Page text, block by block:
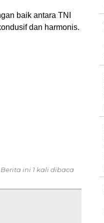
baik antara TNI
dan harmonis.
Berita ini 1 kali dibaca